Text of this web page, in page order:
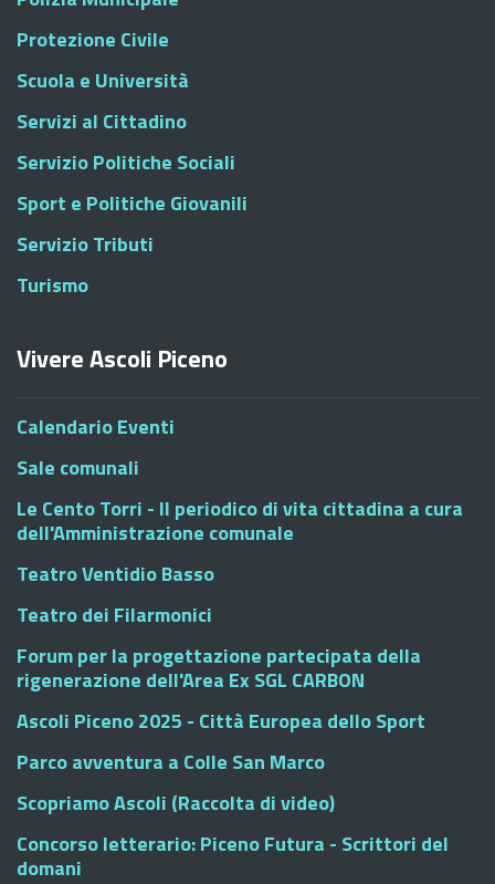
Protezione Civile
Scuola e Università
Servizi al Cittadino
Servizio Politiche Sociali
Sport e Politiche Giovanili
Servizio Tributi
Turismo
Vivere Ascoli Piceno
Calendario Eventi
Sale comunali
Le Cento Torri - Il periodico di vita cittadina a cura
dell'Amministrazione comunale
Teatro Ventidio Basso
Teatro dei Filarmonici
Forum per la progettazione partecipata della
rigenerazione dell'Area Ex SGL CARBON
Ascoli Piceno 2025 - Città Europea dello Sport
Parco avventura a Colle San Marco
Scopriamo Ascoli (Raccolta di video)
Concorso letterario: Piceno Futura - Scrittori del
domani